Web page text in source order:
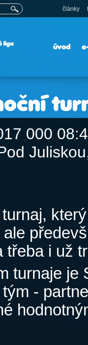
články
úvod
000
třeba i už
turnaje je
-